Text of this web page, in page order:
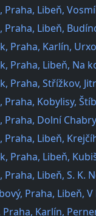
Praha, Libeň,
Praha, Libeň,
Praha, Karlín,
Praha, Libeň, Na
Praha, Střížkov,
Praha, Kobylisy,
Praha, Dolní
Praha, Libeň,
Praha, Libeň,
Praha, Libeň, S. K.
Praha, Libeň,
Praha, Karlín,